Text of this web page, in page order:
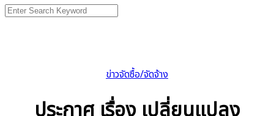
Search
ข่าวจัดซื้อ/จัดจ้าง